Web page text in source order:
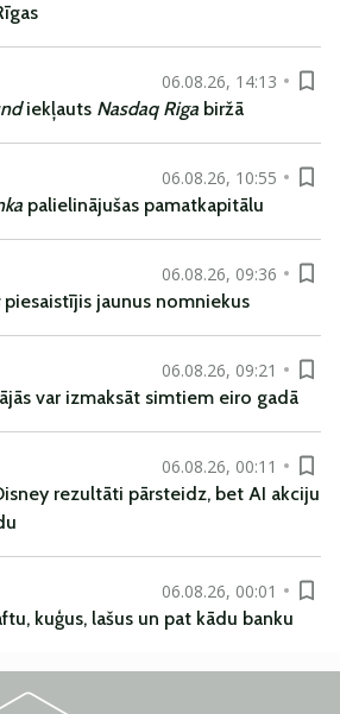
06.08.26, 14:13
iekļauts Nasdaq Riga biržā
06.08.26, 10:55
palielinājušas pamatkapitālu
06.08.26, 09:36
piesaistījis jaunus nomniekus
06.08.26, 09:21
var izmaksāt simtiem eiro gadā
06.08.26, 00:11
rezultāti pārsteidz, bet AI akciju
06.08.26, 00:01
kuģus, lašus un pat kādu banku